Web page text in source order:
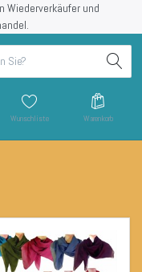
Wiederverkäufer und
Wunschliste Warenkorb